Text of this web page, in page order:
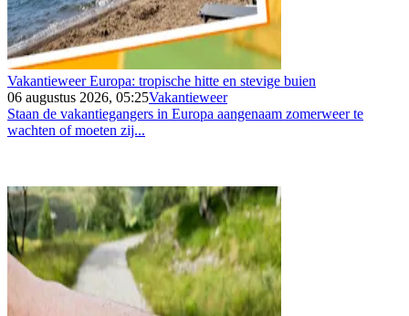
Vakantieweer Europa: tropische hitte en stevige buien
06 augustus 2026, 05:25Vakantieweer
Staan de vakantiegangers in Europa aangenaam zomerweer te
wachten of moeten zij...